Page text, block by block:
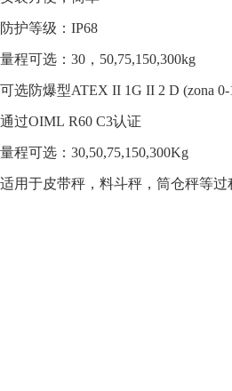
防护等级：IP68
量程可选：30，50,75,150,300kg
可选防爆型ATEX II 1G II 2 D (zona 0-
通过OIML R60 C3认证
量程可选：30,50,75,150,300Kg
适用于皮带秤，料斗秤，筒仓秤等过